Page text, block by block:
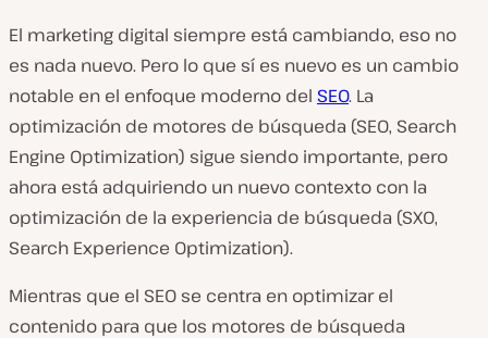
El marketing digital siempre está cambiando, eso no
es nada nuevo. Pero lo que sí es nuevo es un cambio
notable en el enfoque moderno del SEO. La
optimización de motores de búsqueda (SEO, Search
Engine Optimization) sigue siendo importante, pero
ahora está adquiriendo un nuevo contexto con la
optimización de la experiencia de búsqueda (SXO,
Search Experience Optimization).
Mientras que el SEO se centra en optimizar el
contenido para que los motores de búsqueda